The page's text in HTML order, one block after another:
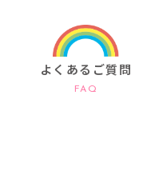
よくあるご質問
FAQ